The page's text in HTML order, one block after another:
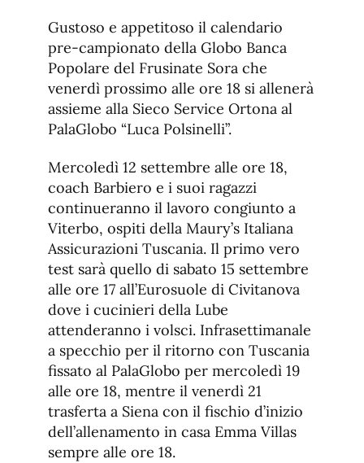
Gustoso e appetitoso il calendario
pre-campionato della Globo Banca
Popolare del Frusinate Sora che
venerdì prossimo alle ore 18 si allenerà
assieme alla Sieco Service Ortona al
PalaGlobo “Luca Polsinelli”.
Mercoledì 12 settembre alle ore 18,
coach Barbiero e i suoi ragazzi
continueranno il lavoro congiunto a
Viterbo, ospiti della Maury’s Italiana
Assicurazioni Tuscania. Il primo vero
test sarà quello di sabato 15 settembre
alle ore 17 all’Eurosuole di Civitanova
dove i cucinieri della Lube
attenderanno i volsci. Infrasettimanale
a specchio per il ritorno con Tuscania
fissato al PalaGlobo per mercoledì 19
alle ore 18, mentre il venerdì 21
trasferta a Siena con il fischio d’inizio
dell’allenamento in casa Emma Villas
sempre alle ore 18.